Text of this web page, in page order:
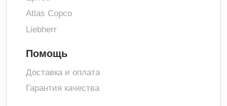
Atlas Copco
Liebherr
Помощь
Доставка и оплата
Гарантия качества